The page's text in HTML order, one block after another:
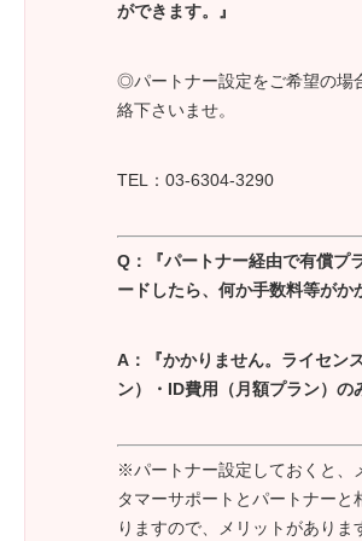
ができます。』
◎パートナー設定をご希望の場
絡下さいませ。
TEL：03-6304-3290
Q：『パートナー経由で有償プ
ードしたら、何か手数料等がか
A：『かかりません。ライセン
ン）・ID費用（月額プラン）の
※パートナー設定しておくと、
タマーサポートとパートナーと
りますので、メリットがありま